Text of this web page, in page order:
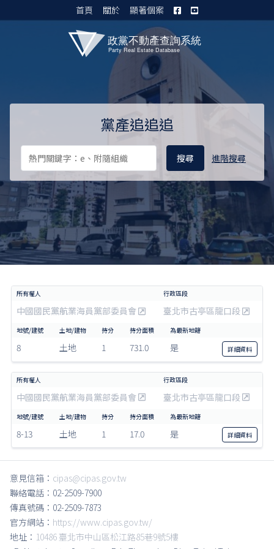
首頁 關於 顯著個案
黨產追追追
進階搜尋
中國國民黨航業海員黨部委員會 臺北市古亭區龍口段
8 土地 1 731.0 是 詳細資料
中國國民黨航業海員黨部委員會 臺北市古亭區龍口段
8-13 土地 1 17.0 是 詳細資料
意見信箱： cipas@cipas.gov.tw
聯絡電話：02-2509-7900
傳真號碼：02-2509-7873
官方網站： https://www.cipas.gov.tw/
地址： 10486 臺北市中山區松江路85巷9號5樓